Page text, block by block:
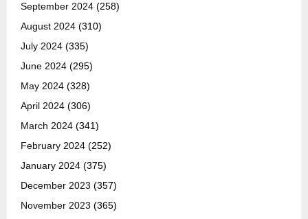
September 2024 (258)
August 2024 (310)
July 2024 (335)
June 2024 (295)
May 2024 (328)
April 2024 (306)
March 2024 (341)
February 2024 (252)
January 2024 (375)
December 2023 (357)
November 2023 (365)